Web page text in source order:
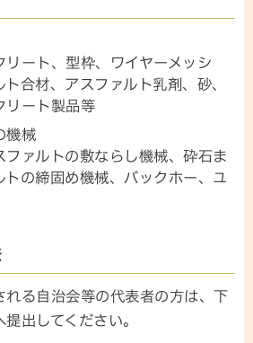
リート、型枠、ワイヤーメッシ
ト合材、アスファルト乳剤、砂、
リート製品等
機械
ファルトの敷ならし機械、砕石ま
トの締固め機械、バックホー、ユ
れる自治会等の代表者の方は、下
出してください。